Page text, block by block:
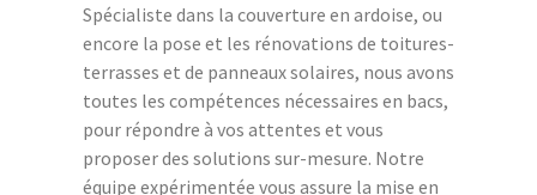
Spécialiste dans la couverture en ardoise, ou
encore la pose et les rénovations de toitures-
terrasses et de panneaux solaires, nous avons
toutes les compétences nécessaires en bacs,
pour répondre à vos attentes et vous
proposer des solutions sur-mesure. Notre
équipe expérimentée vous assure la mise en